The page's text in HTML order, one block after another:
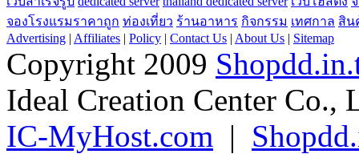
จองโรงแรมราคาถูก ท่องเที่ยว ร้านอาหาร กิจกรรม เทศกาล สิน
Advertising | Affiliates | Policy | Contact Us | About Us | Sitemap
Copyright 2009
Ideal Creation Center Co.,
IC-MyHost.com |